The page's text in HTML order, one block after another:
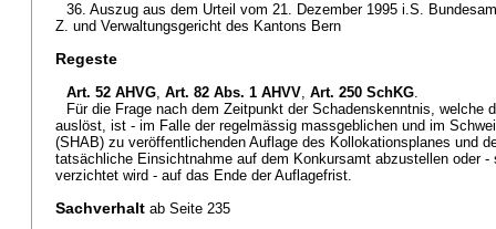
36. Auszug aus dem Urteil vom 21. Dezember 1995 i.S.
Z. und Verwaltungsgericht des Kantons Bern
Regeste
Art. 52 AHVG, Art. 82 Abs. 1 AHVV, Art. 250 SchKG.
Für die Frage nach dem Zeitpunkt der Schadenskenntnis, welche
auslöst, ist - im Falle der regelmässig massgeblichen und im
(SHAB) zu veröffentlichenden Auflage des Kollokationsplanes und
tatsächliche Einsichtnahme auf dem Konkursamt abzustellen oder -
verzichtet wird - auf das Ende der Auflagefrist.
Sachverhalt ab Seite 235